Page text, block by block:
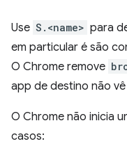
Use S.<name> para
em particular é são
O Chrome remove
app de destino não vê
O Chrome não inicia
casos: